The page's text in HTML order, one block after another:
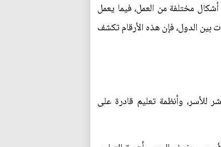
مختلفة من العمل، فيما يعمل
الدول، فإن هذه الأرقام تكشف
للأسر، وأنظمة تعليم قادرة على